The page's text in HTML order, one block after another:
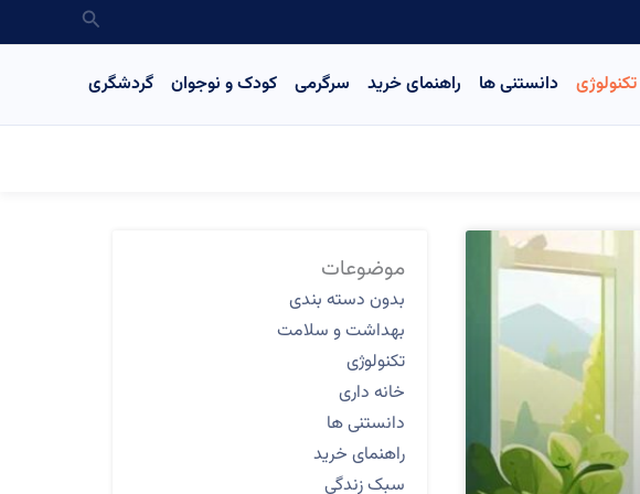
جستجو
تکنولوژی دانستنی ها راهنمای خرید سرگرمی کودک و نوجوان گردشگری
موضوعات
بدون دسته بندی
بهداشت و سلامت
تکنولوژی
خانه داری
دانستنی ها
راهنمای خرید
سبک زندگی